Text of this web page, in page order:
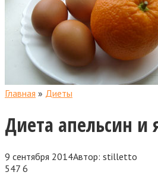
Главная » Диеты
Диета апельсин и
9 сентября 2014Автор: stilletto
547 6